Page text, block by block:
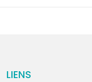
LIENS